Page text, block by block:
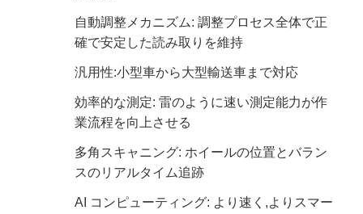
自動調整メカニズム: 調整プロセス全体で正
確で安定した読み取りを維持
汎用性:小型車から大型輸送車まで対応
効率的な測定: 雷のように速い測定能力が作
業流程を向上させる
多角スキャニング: ホイールの位置とバラン
スのリアルタイム追跡
AI コンピューティング: より速く,よりスマー